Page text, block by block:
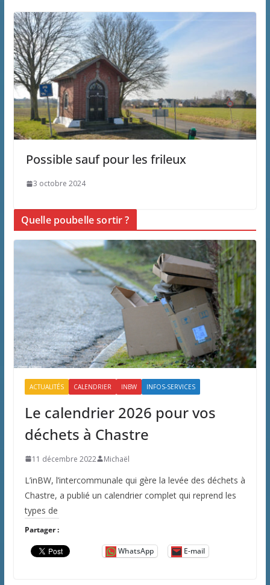
Possible sauf pour les frileux
3 octobre 2024
Quelle poubelle sortir ?
ACTUALITÉS CALENDRIER INBW INFOS-SERVICES
Le calendrier 2026 pour vos
déchets à Chastre
11 décembre 2022 Michaël
L’inBW, l’intercommunale qui gère la levée des déchets à
Chastre, a publié un calendrier complet qui reprend les
types de
Partager :
WhatsApp E-mail